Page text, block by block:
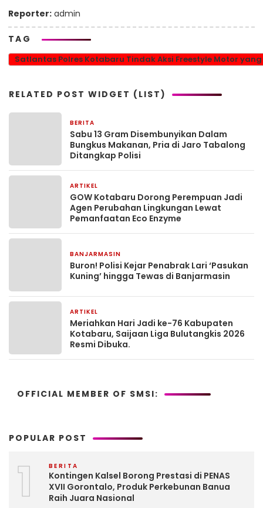
Reporter: admin
TAG
Satlantas Polres Kotabaru Tindak Aksi Freestyle Motor
RELATED POST WIDGET (LIST)
BERITA
Sabu 13 Gram Disembunyikan Dalam
Bungkus Makanan, Pria di Jaro Tabalong
Ditangkap Polisi
ARTIKEL
GOW Kotabaru Dorong Perempuan Jadi
Agen Perubahan Lingkungan Lewat
Pemanfaatan Eco Enzyme
BANJARMASIN
Buron! Polisi Kejar Penabrak Lari ‘Pasukan
Kuning’ hingga Tewas di Banjarmasin
ARTIKEL
Meriahkan Hari Jadi ke-76 Kabupaten
Kotabaru, Saijaan Liga Bulutangkis 2026
Resmi Dibuka.
OFFICIAL MEMBER OF SMSI:
POPULAR POST
1 BERITA
Kontingen Kalsel Borong Prestasi di PENAS
XVII Gorontalo, Produk Perkebunan Banua
Raih Juara Nasional